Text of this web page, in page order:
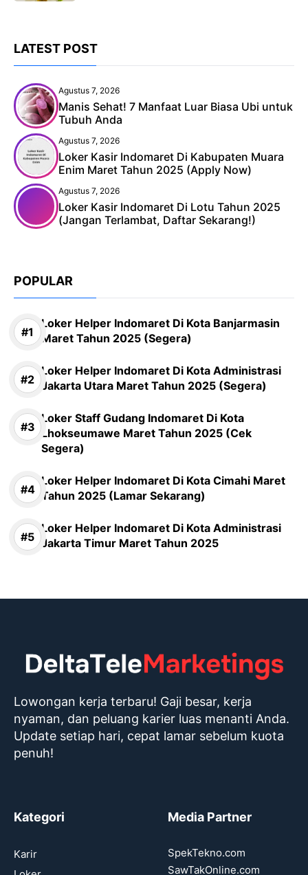
LATEST POST
Agustus 7, 2026
Manis Sehat! 7 Manfaat Luar Biasa Ubi untuk
Tubuh Anda
Agustus 7, 2026
Loker Kasir Indomaret Di Kabupaten Muara
Enim Maret Tahun 2025 (Apply Now)
Agustus 7, 2026
Loker Kasir Indomaret Di Lotu Tahun 2025
(Jangan Terlambat, Daftar Sekarang!)
POPULAR
Loker Helper Indomaret Di Kota Banjarmasin
Maret Tahun 2025 (Segera)
Loker Helper Indomaret Di Kota Administrasi
Jakarta Utara Maret Tahun 2025 (Segera)
Loker Staff Gudang Indomaret Di Kota
Lhokseumawe Maret Tahun 2025 (Cek
Segera)
Loker Helper Indomaret Di Kota Cimahi Maret
Tahun 2025 (Lamar Sekarang)
Loker Helper Indomaret Di Kota Administrasi
Jakarta Timur Maret Tahun 2025
Lowongan kerja terbaru! Gaji besar, kerja
nyaman, dan peluang karier luas menanti Anda.
Update setiap hari, cepat lamar sebelum kuota
penuh!
Kategori
Karir
Media Partner
SpekTekno.com
SawTakOnline.com